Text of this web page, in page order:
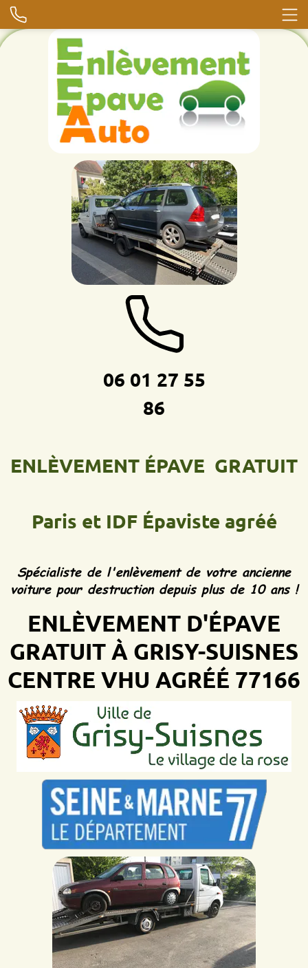
06 01 27 55
86
ENLÈVEMENT ÉPAVE GRATUIT
Paris et IDF Épaviste agréé
Spécialiste de l'enlèvement de votre ancienne
voiture pour destruction depuis plus de 10 ans !
ENLÈVEMENT D'ÉPAVE
GRATUIT À GRISY-SUISNES
CENTRE VHU AGRÉÉ 77166